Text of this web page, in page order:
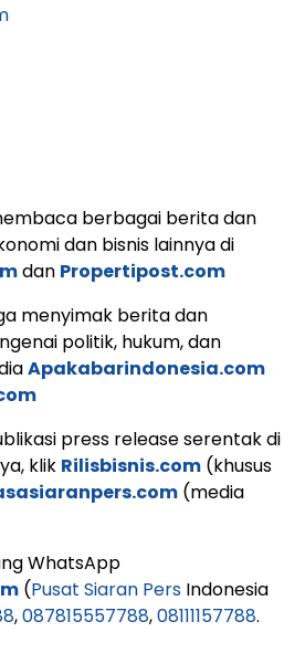
berbagai berita dan
dan bisnis lainnya di
dan Propertipost.com
menyimak berita dan
politik, hukum, dan
Apakabarindonesia.com
press release serentak di
klik Rilisbisnis.com (khusus
(media
WhatsApp
(Pusat Siaran Pers Indonesia
,087815557788,08111157788.